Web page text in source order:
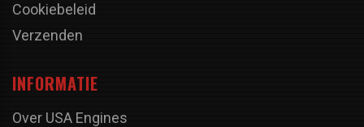
Cookiebeleid
Verzenden
INFORMATIE
Over USA Engines